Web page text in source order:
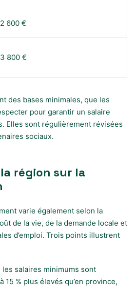
2 600 €
3 800 €
des bases minimales, que les
pour garantir un salaire
Elles sont régulièrement révisées
sociaux.
région sur la
varie également selon la
de la vie, de la demande locale et
d’emploi. Trois points illustrent
salaires minimums sont
15 % plus élevés qu’en province,